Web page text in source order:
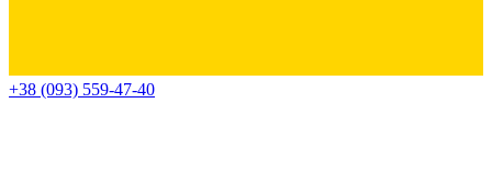
+38 (093) 559-47-40